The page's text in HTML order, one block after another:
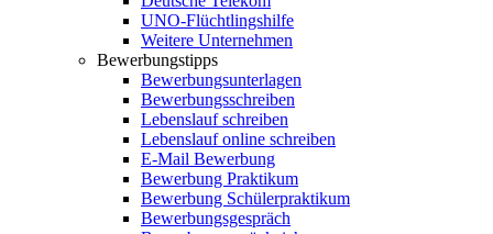
UNO-Flüchtlingshilfe
Weitere Unternehmen
Bewerbungstipps
Bewerbungsunterlagen
Bewerbungsschreiben
Lebenslauf schreiben
Lebenslauf online schreiben
E-Mail Bewerbung
Bewerbung Praktikum
Bewerbung Schülerpraktikum
Bewerbungsgespräch